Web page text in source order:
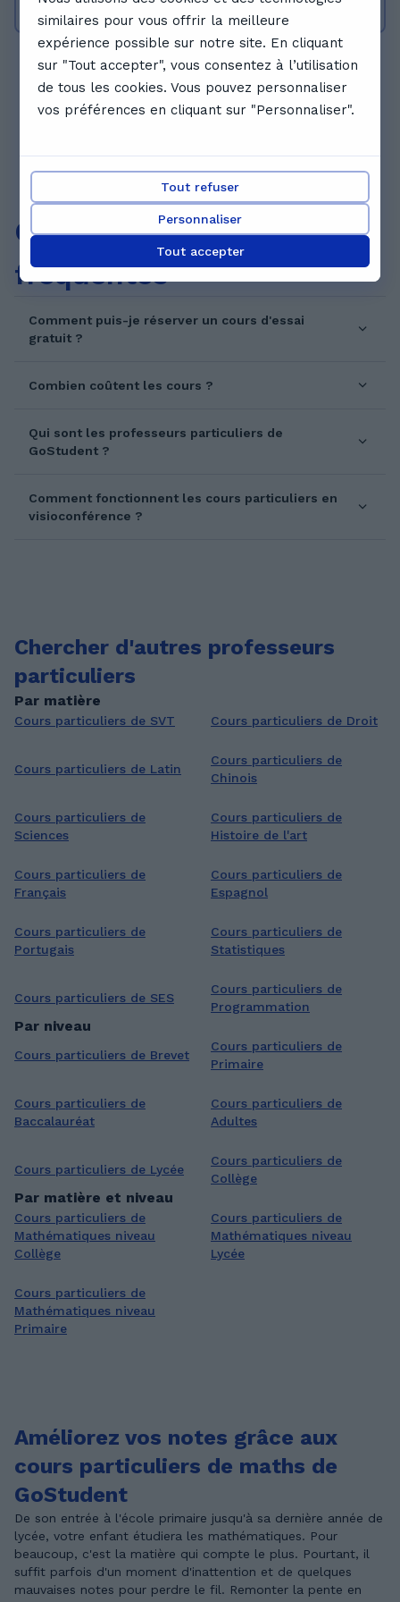
neuroscience computationnelle et cognitive
ielts = C1 TEF = C2 Un certificat en finance
Des participations dans des compétitions
d'entrepreneuriat, avec des certificats à
l'appui Un certificat de Cervantes en espagnol
antécédents.
1 2 ... 87
Questions
fréquentes
Comment puis-je réserver un cours d'essai
gratuit ?
Combien coûtent les cours ?
Qui sont les professeurs particuliers de
GoStudent ?
Comment fonctionnent les cours particuliers en
visioconférence ?
Chercher d'autres professeurs
particuliers
Par matière
Cours particuliers de SVT Cours particuliers de Droit
Cours particuliers de Latin
Cours particuliers de
Chinois
Cours particuliers de
Sciences
Cours particuliers de
Histoire de l'art
Cours particuliers de
Français
Cours particuliers de
Espagnol
Cours particuliers de
Portugais
Cours particuliers de
Statistiques
Cours particuliers de SES
Cours particuliers de
Programmation
Par niveau
Cours particuliers de Brevet
Cours particuliers de
Primaire
Cours particuliers de
Baccalauréat
Cours particuliers de
Adultes
Cours particuliers de Lycée
Cours particuliers de
Collège
Par matière et niveau
Cours particuliers de
Mathématiques niveau
Collège
Cours particuliers de
Mathématiques niveau
Lycée
Cours particuliers de
Mathématiques niveau
Primaire
Améliorez vos notes grâce aux
cours particuliers de maths de
GoStudent
De son entrée à l'école primaire jusqu'à sa dernière année de
lycée, votre enfant étudiera les mathématiques. Pour
beaucoup, c'est la matière qui compte le plus. Pourtant, il
suffit parfois d'un moment d'inattention et de quelques
mauvaises notes pour perdre le fil. Remonter la pente en
similaires pour vous offrir la meilleure
expérience possible sur notre site. En cliquant
sur "Tout accepter", vous consentez à l’utilisation
de tous les cookies. Vous pouvez personnaliser
vos préférences en cliquant sur "Personnaliser".
Tout refuser
Personnaliser
Tout accepter